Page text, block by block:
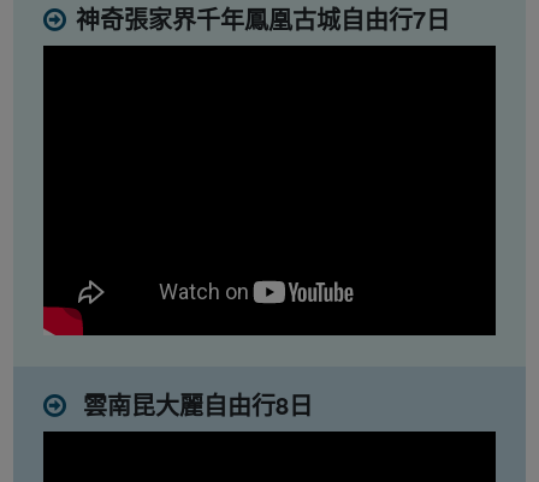
神奇張家界千年鳳凰古城自由行7日
雲南昆大麗自由行8日